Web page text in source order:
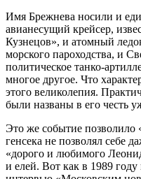
Имя Брежнева носили и
авианесущий крейсер,
Кузнецов», и атомный
морского пароходства, и
политическое танко-
многое другое. Что
этого великолепия.
были названы в его честь
Это же событие позволило
генсека не позволял себе
«дорого и любимого
и елей. Вот как в 1989